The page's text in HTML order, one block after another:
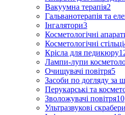
Вакуумна терапія2
Гальванотерапія та
Інгалятори3
Косметологічні
Косметологічні стільці
Крісла для педикюру
Лампи-лупи
Очищувачі повітря5
Засоби по догляду за
Перукарські та
Зволожувачі повітря10
Ультразвукові скрабери